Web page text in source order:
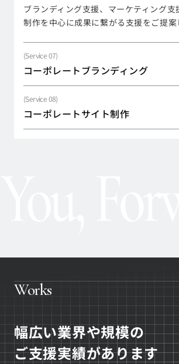
ブランディング支援、マーケティング支
制作を中心に成果に繋がる支援をご提案
(Service07)
コーポレートブランディング
コーポレートブランディング
(Service08)
コーポレートサイト制作
コーポレートサイト制作
Works
幅広い業界や規模の
ご支援実績があります